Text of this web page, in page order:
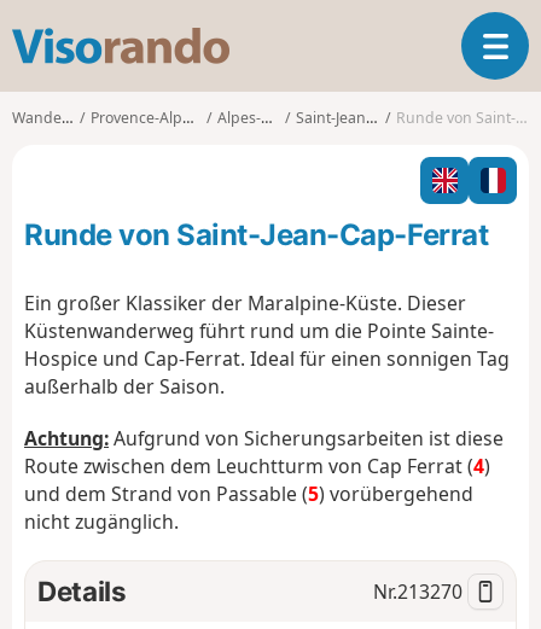
s
o
o
T
o
g
l
n
t
n
Wanderungen Provence-Alpes-Côte d'Azur Alpes-Maritimes Saint-Jean-Cap-Ferrat Runde von Saint-Jean-Cap-Ferrat
Runde von Saint-Jean-Cap-Ferrat
Ein großer Klassiker der Maralpine-Küste. Dieser
Küstenwanderweg führt rund um die Pointe Sainte-
Hospice und Cap-Ferrat. Ideal für einen sonnigen Tag
außerhalb der Saison.
Achtung:Aufgrund von Sicherungsarbeiten ist diese
Route zwischen dem Leuchtturm von Cap Ferrat (4)
und dem Strand von Passable (5) vorübergehend
nicht zugänglich.
Details Nr.213270